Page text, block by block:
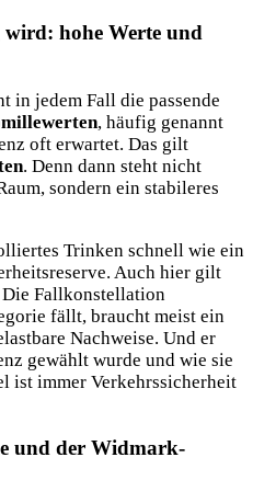
hohe Werte und
in jedem Fall die passende
, häufig genannt
oft erwartet. Das gilt
. Denn dann steht nicht
sondern ein stabileres
Trinken schnell wie ein
Auch hier gilt
Fallkonstellation
fällt, braucht meist ein
Nachweise. Und er
gewählt wurde und wie sie
ist immer Verkehrssicherheit
und der Widmark-